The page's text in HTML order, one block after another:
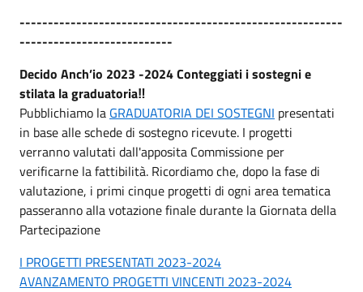
---------------------------------------------------------
---------------------------
Decido Anch’io 2023 -2024 Conteggiati i sostegni e
stilata la graduatoria‼️
Pubblichiamo la GRADUATORIA DEI SOSTEGNI presentati
in base alle schede di sostegno ricevute. I progetti
verranno valutati dall'apposita Commissione per
verificarne la fattibilità. Ricordiamo che, dopo la fase di
valutazione, i primi cinque progetti di ogni area tematica
passeranno alla votazione finale durante la Giornata della
Partecipazione
I PROGETTI PRESENTATI 2023-2024
AVANZAMENTO PROGETTI VINCENTI 2023-2024